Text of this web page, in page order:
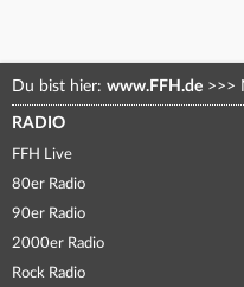
Du bist hier: www.FFH.de >>>
RADIO
FFH Live
80er Radio
90er Radio
2000er Radio
Rock Radio